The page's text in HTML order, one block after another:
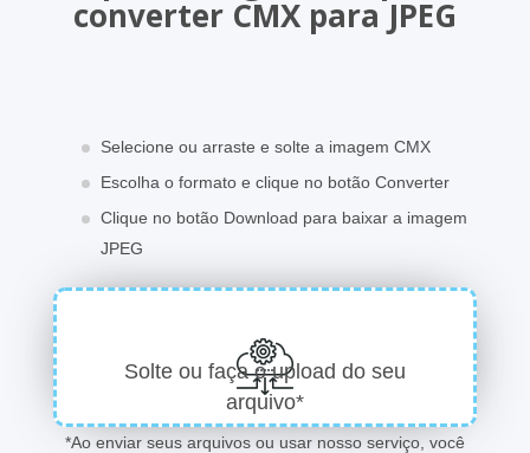
converter CMX para JPEG
Selecione ou arraste e solte a imagem CMX
Escolha o formato e clique no botão Converter
Clique no botão Download para baixar a imagem
JPEG
Solte ou faça o upload do seu
arquivo*
*Ao enviar seus arquivos ou usar nosso serviço, você